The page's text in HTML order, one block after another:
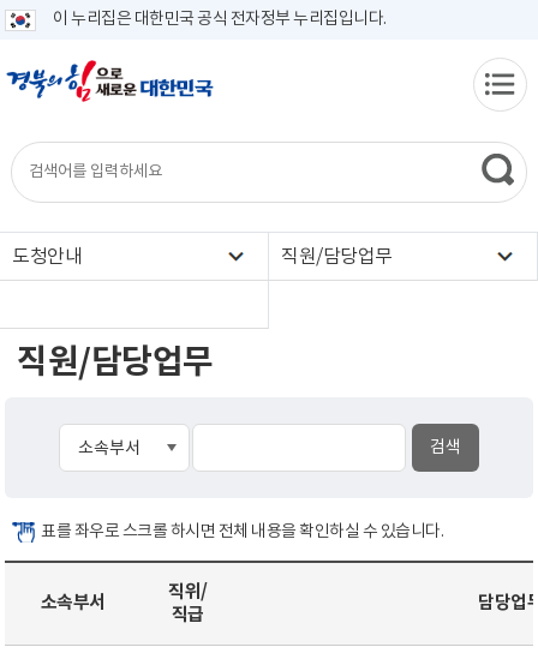
이 누리집은 대한민국 공식 전자정부 누리집입니다.
도청안내 직원/담당업무
직원/담당업무
표를 좌우로 스크롤 하시면 전체 내용을 확인하실 수 있습니다.
소속부서
직위/
직급
담당업